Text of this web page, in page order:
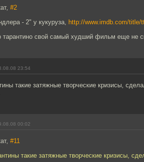
#2
- 2" у кукуруза, http://www.imdb.com/title/
тарантино свой самый худший фильм еще не
23:54
такие затяжные творческие кризисы,
00:02
#11
такие затяжные творческие кризисы,